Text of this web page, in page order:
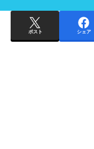
ポスト シェア